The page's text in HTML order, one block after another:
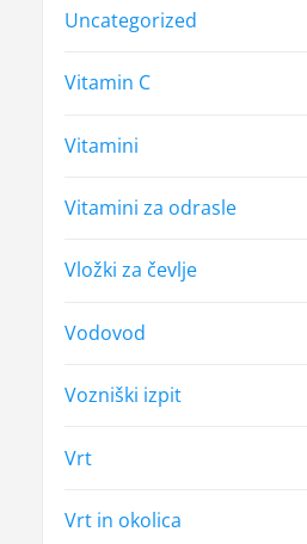
Uncategorized
Vitamin C
Vitamini
Vitamini za odrasle
Vložki za čevlje
Vodovod
Vozniški izpit
Vrt
Vrt in okolica